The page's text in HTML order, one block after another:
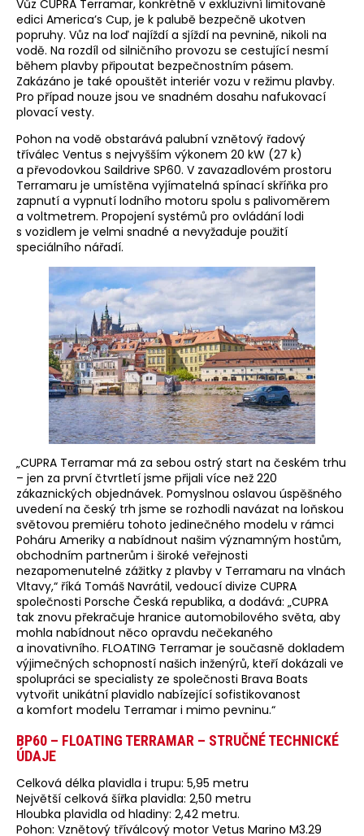
Vůz CUPRA Terramar, konkrétně v exkluzivní limitované
edici America’s Cup, je k palubě bezpečně ukotven
popruhy. Vůz na loď najíždí a sjíždí na pevnině, nikoli na
vodě. Na rozdíl od silničního provozu se cestující nesmí
během plavby připoutat bezpečnostním pásem.
Zakázáno je také opouštět interiér vozu v režimu plavby.
Pro případ nouze jsou ve snadném dosahu nafukovací
plovací vesty.
Pohon na vodě obstarává palubní vznětový řadový
tříválec Ventus s nejvyšším výkonem 20 kW (27 k)
a převodovkou Saildrive SP60. V zavazadlovém prostoru
Terramaru je umístěna vyjímatelná spínací skříňka pro
zapnutí a vypnutí lodního motoru spolu s palivoměrem
a voltmetrem. Propojení systémů pro ovládání lodi
s vozidlem je velmi snadné a nevyžaduje použití
speciálního nářadí.
„CUPRA Terramar má za sebou ostrý start na českém trhu
– jen za první čtvrtletí jsme přijali více než 220
zákaznických objednávek. Pomyslnou oslavou úspěšného
uvedení na český trh jsme se rozhodli navázat na loňskou
světovou premiéru tohoto jedinečného modelu v rámci
Poháru Ameriky a nabídnout našim významným hostům,
obchodním partnerům i široké veřejnosti
nezapomenutelné zážitky z plavby v Terramaru na vlnách
Vltavy,“ říká Tomáš Navrátil, vedoucí divize CUPRA
společnosti Porsche Česká republika, a dodává: „CUPRA
tak znovu překračuje hranice automobilového světa, aby
mohla nabídnout něco opravdu nečekaného
a inovativního. FLOATING Terramar je současně dokladem
výjimečných schopností našich inženýrů, kteří dokázali ve
spolupráci se specialisty ze společnosti Brava Boats
vytvořit unikátní plavidlo nabízející sofistikovanost
a komfort modelu Terramar i mimo pevninu.“
BP60 – FLOATING TERRAMAR – STRUČNÉ TECHNICKÉ
ÚDAJE
Celková délka plavidla i trupu: 5,95 metru
Největší celková šířka plavidla: 2,50 metru
Hloubka plavidla od hladiny: 2,42 metru.
Pohon: Vznětový tříválcový motor Vetus Marino M3.29